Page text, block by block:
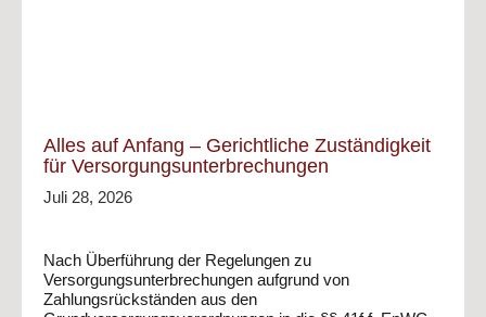
Alles auf Anfang – Gerichtliche Zuständigkeit
für Versorgungsunterbrechungen
Juli 28, 2026
Nach Überführung der Regelungen zu
Versorgungsunterbrechungen aufgrund von
Zahlungsrückständen aus den